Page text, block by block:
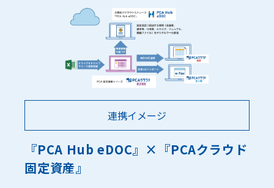
連携イメージ
『PCA Hub eDOC』×『PCAクラウド
固定資産』